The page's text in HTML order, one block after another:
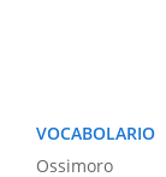
VOCABOLARIO
Ossimoro